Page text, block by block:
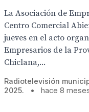
La Asociación de
Centro Comercial
jueves en el acto
Empresarios de la
Chiclana,...
Radiotelevisión
2025.
• hace 8